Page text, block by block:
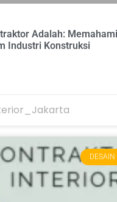
Adalah:
Industri Konstruksi
DESAIN